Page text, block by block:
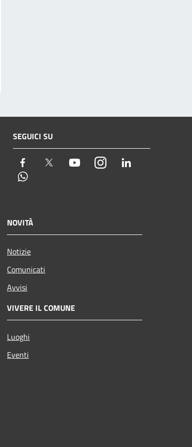
SEGUICI SU
Facebook Twitter YoutubeInstagram
NOVITÀ
Notizie
Comunicati
Avvisi
VIVERE IL COMUNE
Luoghi
Eventi